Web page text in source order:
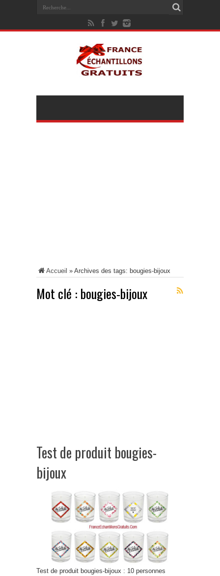
Accueil » Archives des tags: bougies-bijoux
Mot clé : bougies-bijoux
Test de produit bougies-
bijoux
Test de produit bougies-bijoux : 10 personnes